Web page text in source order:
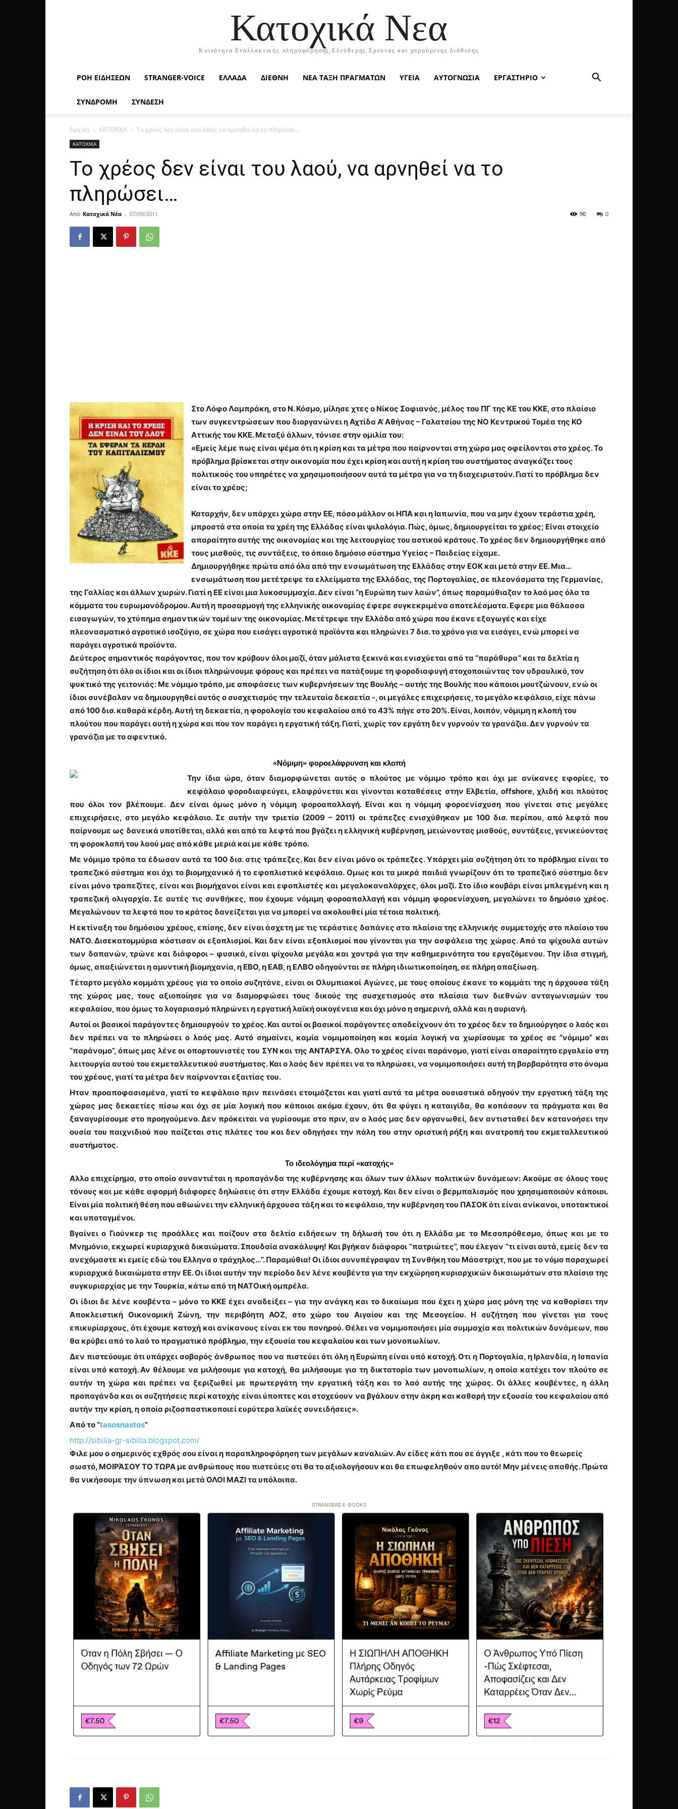
Κατοχικά Νεα
Κοινότητα Εναλλακτικής πληροφόρησης,Ελεύθερης Ερευνας και χαρούμενης διάθεσης
ΡΟΉ ΕΙΔΉΣΕΩΝ STRANGER-VOICE ΕΛΛΑΔΑ ΔΙΕΘΝΗ ΝΕΑ ΤΑΞΗ ΠΡΑΓΜΑΤΩΝ ΥΓΕΙΑ ΑΥΤΟΓΝΩΣΙΑ ΕΡΓΑΣΤΗΡΙΟ
ΣΥΝΔΡΟΜΗ ΣΥΝΔΕΣΗ
Αρχική ΚΑΤΟΧΙΚΑ Το χρέος δεν είναι του λαού, να αρνηθεί να το πληρώσει…
ΚΑΤΟΧΙΚΑ
Το χρέος δεν είναι του λαού, να αρνηθεί να το
πληρώσει…
Από Κατοχικά Νέα - 07/09/2011 0
90
Στο Λόφο Λαμπράκη, στο Ν. Κόσμο, μίλησε χτες ο Νίκος Σοφιανός, μέλος του ΠΓ της ΚΕ του ΚΚΕ, στο πλαίσιο
των συγκεντρώσεων που διοργανώνει η Αχτίδα Α’ Αθήνας – Γαλατσίου της ΝΟ Κεντρικού Τομέα της ΚΟ
Αττικής του ΚΚΕ. Μεταξύ άλλων, τόνισε στην ομιλία του:
«Εμείς λέμε πως είναι ψέμα ότι η κρίση και τα μέτρα που παίρνονται στη χώρα μας οφείλονται στο χρέος. Το
πρόβλημα βρίσκεται στην οικονομία που έχει κρίση και αυτή η κρίση του συστήματος αναγκάζει τους
πολιτικούς του υπηρέτες να χρησιμοποιήσουν αυτά τα μέτρα για να τη διαχειριστούν. Γιατί το πρόβλημα δεν
είναι το χρέος;
Καταρχήν, δεν υπάρχει χώρα στην ΕΕ, πόσο μάλλον οι ΗΠΑ και η Ιαπωνία, που να μην έχουν τεράστια χρέη,
μπροστά στα οποία τα χρέη της Ελλάδας είναι ψιλολόγια. Πώς, όμως, δημιουργείται το χρέος; Είναι στοιχείο
απαραίτητο αυτής της οικονομίας και της λειτουργίας του αστικού κράτους. Το χρέος δεν δημιουργήθηκε από
τους μισθούς, τις συντάξεις, το όποιο δημόσιο σύστημα Υγείας – Παιδείας είχαμε.
Δημιουργήθηκε πρώτα από όλα από την ενσωμάτωση της Ελλάδας στην ΕΟΚ και μετά στην ΕΕ. Μια…
ενσωμάτωση που μετέτρεψε τα ελλείμματα της Ελλάδας, της Πορτογαλίας, σε πλεονάσματα της Γερμανίας,
της Γαλλίας και άλλων χωρών. Γιατί η ΕΕ είναι μια λυκοσυμμαχία. Δεν είναι “η Ευρώπη των λαών”, όπως παραμύθιαζαν το λαό μας όλα τα
κόμματα του ευρωμονόδρομου. Αυτή η προσαρμογή της ελληνικής οικονομίας έφερε συγκεκριμένα αποτελέσματα. Εφερε μια θάλασσα
εισαγωγών, το χτύπημα σημαντικών τομέων της οικονομίας. Μετέτρεψε την Ελλάδα από χώρα που έκανε εξαγωγές και είχε
πλεονασματικό αγροτικό ισοζύγιο, σε χώρα που εισάγει αγροτικά προϊόντα και πληρώνει 7 δισ. το χρόνο για να εισάγει, ενώ μπορεί να
παράγει αγροτικά προϊόντα.
Δεύτερος σημαντικός παράγοντας, που τον κρύβουν όλοι μαζί, όταν μάλιστα ξεκινά και ενισχύεται από τα “παράθυρα” και τα δελτία η
συζήτηση ότι όλο οι ίδιοι και οι ίδιοι πληρώνουμε φόρους και πρέπει να πατάξουμε τη φοροδιαφυγή στοχοποιώντας τον υδραυλικό, τον
ψυκτικό της γειτονιάς: Με νόμιμο τρόπο, με αποφάσεις των κυβερνήσεων της Βουλής – αυτής της Βουλής που κάποιοι μουτζώνουν, ενώ οι
ίδιοι συνέβαλαν να δημιουργηθεί αυτός ο συσχετισμός την τελευταία δεκαετία -, οι μεγάλες επιχειρήσεις, το μεγάλο κεφάλαιο, είχε πάνω
από 100 δισ. καθαρά κέρδη. Αυτή τη δεκαετία, η φορολογία του κεφαλαίου από το 43% πήγε στο 20%. Είναι, λοιπόν, νόμιμη η κλοπή του
πλούτου που παράγει αυτή η χώρα και που τον παράγει η εργατική τάξη. Γιατί, χωρίς τον εργάτη δεν γυρνούν τα γρανάζια. Δεν γυρνούν τα
γρανάζια με το αφεντικό.
«Νόμιμη» φοροελάφρυνση και κλοπή
Την ίδια ώρα, όταν διαμορφώνεται αυτός ο πλούτος με νόμιμο τρόπο και όχι με ανίκανες εφορίες, το
κεφάλαιο φοροδιαφεύγει, ελαφρύνεται και γίνονται καταθέσεις στην Ελβετία, offshore, χλιδή και πλούτος
που όλοι τον βλέπουμε. Δεν είναι όμως μόνο η νόμιμη φοροαπαλλαγή. Είναι και η νόμιμη φοροενίσχυση που γίνεται στις μεγάλες
επιχειρήσεις, στο μεγάλο κεφάλαιο. Σε αυτήν την τριετία (2009 – 2011) οι τράπεζες ενισχύθηκαν με 100 δισ. περίπου, από λεφτά που
παίρνουμε ως δανεικά υποτίθεται, αλλά και από τα λεφτά που βγάζει η ελληνική κυβέρνηση, μειώνοντας μισθούς, συντάξεις, γενικεύοντας
τη φοροκλοπή του λαού μας από κάθε μεριά και με κάθε τρόπο.
Με νόμιμο τρόπο τα έδωσαν αυτά τα 100 δισ. στις τράπεζες. Και δεν είναι μόνο οι τράπεζες. Υπάρχει μία συζήτηση ότι το πρόβλημα είναι το
τραπεζικό σύστημα και όχι το βιομηχανικό ή το εφοπλιστικό κεφάλαιο. Ομως και τα μικρά παιδιά γνωρίζουν ότι το τραπεζικό σύστημα δεν
είναι μόνο τραπεζίτες, είναι και βιομήχανοι είναι και εφοπλιστές και μεγαλοκαναλάρχες, όλοι μαζί. Στο ίδιο κουβάρι είναι μπλεγμένη και η
τραπεζική ολιγαρχία. Σε αυτές τις συνθήκες, που έχουμε νόμιμη φοροαπαλλαγή και νόμιμη φοροενίσχυση, μεγαλώνει το δημόσιο χρέος.
Μεγαλώνουν τα λεφτά που το κράτος δανείζεται για να μπορεί να ακολουθεί μία τέτοια πολιτική.
Η εκτίναξη του δημόσιου χρέους, επίσης, δεν είναι άσχετη με τις τεράστιες δαπάνες στα πλαίσια της ελληνικής συμμετοχής στο πλαίσιο του
ΝΑΤΟ. Δισεκατομμύρια κόστισαν οι εξοπλισμοί. Και δεν είναι εξοπλισμοί που γίνονται για την ασφάλεια της χώρας. Από τα ψίχουλα αυτών
των δαπανών, τρώνε και διάφοροι – φυσικά, είναι ψίχουλα μεγάλα και χοντρά για την καθημερινότητα του εργαζόμενου. Την ίδια στιγμή,
όμως, απαξιώνεται η αμυντική βιομηχανία, η ΕΒΟ, η ΕΑΒ, η ΕΛΒΟ οδηγούνται σε πλήρη ιδιωτικοποίηση, σε πλήρη απαξίωση.
Τέταρτο μεγάλο κομμάτι χρέους για το οποίο συζητάνε, είναι οι Ολυμπιακοί Αγώνες, με τους οποίους έκανε το κομμάτι της η άρχουσα τάξη
της χώρας μας, τους αξιοποίησε για να διαμορφώσει τους δικούς της συσχετισμούς στα πλαίσια των διεθνών ανταγωνισμών του
κεφαλαίου, που όμως το λογαριασμό πληρώνει η εργατική λαϊκή οικογένεια και όχι μόνο η σημερινή, αλλά και η αυριανή.
Αυτοί οι βασικοί παράγοντες δημιουργούν το χρέος. Και αυτοί οι βασικοί παράγοντες αποδείχνουν ότι το χρέος δεν το δημιούργησε ο λαός και
δεν πρέπει να το πληρώσει ο λαός μας. Αυτό σημαίνει, καμία νομιμοποίηση και καμία λογική να χωρίσουμε το χρέος σε “νόμιμο” και
“παράνομο”, όπως μας λένε οι οπορτουνιστές του ΣΥΝ και της ΑΝΤΑΡΣΥΑ. Ολο το χρέος είναι παράνομο, γιατί είναι απαραίτητο εργαλείο στη
λειτουργία αυτού του εκμεταλλευτικού συστήματος. Και ο λαός δεν πρέπει να το πληρώσει, να νομιμοποιήσει αυτή τη βαρβαρότητα στο όνομα
του χρέους, γιατί τα μέτρα δεν παίρνονται εξαιτίας του.
Ηταν προαποφασισμένα, γιατί το κεφάλαιο πριν πεινάσει ετοιμάζεται και γιατί αυτά τα μέτρα ουσιαστικά οδηγούν την εργατική τάξη της
χώρας μας δεκαετίες πίσω και όχι σε μία λογική που κάποιοι ακόμα έχουν, ότι θα φύγει η καταιγίδα, θα κοπάσουν τα πράγματα και θα
ξαναγυρίσουμε στο προηγούμενο. Δεν πρόκειται να γυρίσουμε στο πριν, αν ο λαός μας δεν οργανωθεί, δεν αντισταθεί δεν κατανοήσει την
ουσία του παιχνιδιού που παίζεται στις πλάτες του και δεν οδηγήσει την πάλη του στην οριστική ρήξη και ανατροπή του εκμεταλλευτικού
συστήματος.
Το ιδεολόγημα περί «κατοχής»
Αλλο επιχείρημα, στο οποίο συναντιέται η προπαγάνδα της κυβέρνησης και όλων των άλλων πολιτικών δυνάμεων: Ακούμε σε όλους τους
τόνους και με κάθε αφορμή διάφορες δηλώσεις ότι στην Ελλάδα έχουμε κατοχή. Και δεν είναι ο βερμπαλισμός που χρησιμοποιούν κάποιοι.
Είναι μία πολιτική θέση που αθωώνει την ελληνική άρχουσα τάξη και το κεφάλαιο, την κυβέρνηση του ΠΑΣΟΚ ότι είναι ανίκανοι, υποτακτικοί
και υποταγμένοι.
Βγαίνει ο Γιούνκερ τις προάλλες και παίζουν στα δελτία ειδήσεων τη δήλωσή του ότι η Ελλάδα με το Μεσοπρόθεσμο, όπως και με το
Μνημόνιο, εκχωρεί κυριαρχικά δικαιώματα. Σπουδαία ανακάλυψη! Και βγήκαν διάφοροι “πατριώτες”, που έλεγαν “τι είναι αυτά, εμείς δεν τα
ανεχόμαστε κι εμείς εδώ του Ελληνα ο τράχηλος…”. Παραμύθια! Οι ίδιοι συνυπέγραψαν τη Συνθήκη του Μάαστριχτ, που με το νόμο παραχωρεί
κυριαρχικά δικαιώματα στην ΕΕ. Οι ίδιοι αυτήν την περίοδο δεν λένε κουβέντα για την εκχώρηση κυριαρχικών δικαιωμάτων στα πλαίσια της
συγκυριαρχίας με την Τουρκία, κάτω από τη ΝΑΤΟική ομπρέλα.
Οι ίδιοι δε λένε κουβέντα – μόνο το ΚΚΕ έχει αναδείξει – για την ανάγκη και το δικαίωμα που έχει η χώρα μας μόνη της να καθορίσει την
Αποκλειστική Οικονομική Ζώνη, την περιβόητη ΑΟΖ, στο χώρο του Αιγαίου και της Μεσογείου. Η συζήτηση που γίνεται για τους
επικυρίαρχους, ότι έχουμε κατοχή και ανίκανους είναι εκ του πονηρού. Θέλει να νομιμοποιήσει μία συμμαχία και πολιτικών δυνάμεων, που
θα κρύβει από το λαό το πραγματικό πρόβλημα, την εξουσία του κεφαλαίου και των μονοπωλίων.
Δεν πιστεύουμε ότι υπάρχει σοβαρός άνθρωπος που να πιστεύει ότι όλη η Ευρώπη είναι υπό κατοχή. Οτι η Πορτογαλία, η Ιρλανδία, η Ισπανία
είναι υπό κατοχή. Αν θέλουμε να μιλήσουμε για κατοχή, θα μιλήσουμε για τη δικτατορία των μονοπωλίων, η οποία κατέχει τον πλούτο σε
αυτήν τη χώρα και πρέπει να ξεριζωθεί με πρωτεργάτη την εργατική τάξη και το λαό αυτής της χώρας. Οι άλλες κουβέντες, η άλλη
προπαγάνδα και οι συζητήσεις περί κατοχής είναι ύποπτες και στοχεύουν να βγάλουν στην άκρη και καθαρή την εξουσία του κεφαλαίου από
αυτήν την κρίση, η οποία ριζοσπαστικοποιεί ευρύτερα λαϊκές συνειδήσεις».
Από το “tasosnastos”
http://sibilla-gr-sibilla.blogspot.com/
Φιλε μου ο σημερινός εχθρός σου είναι η παραπληροφόρηση των μεγάλων καναλιών. Αν είδες κάτι που σε άγγιξε , κάτι που το θεωρείς
σωστό, ΜΟΙΡΆΣΟΥ ΤΟ ΤΩΡΑ με ανθρώπους που πιστεύεις οτι θα το αξιολογήσουν και θα επωφεληθούν απο αυτό! Μην μένεις απαθής. Πρώτα
θα νικήσουμε την ύπνωση και μετά ΟΛΟΙ ΜΑΖΙ τα υπόλοιπα.
STRANGERS E-BOOKS